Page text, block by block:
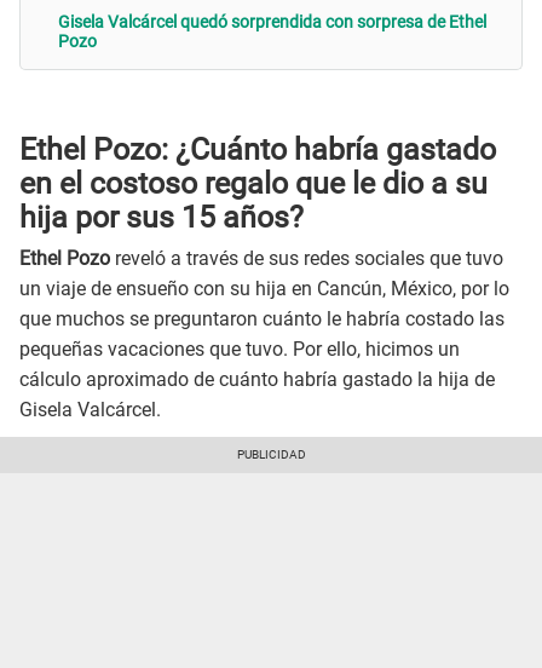
Gisela Valcárcel quedó sorprendida con sorpresa de Ethel
Pozo
Ethel Pozo: ¿Cuánto habría gastado
en el costoso regalo que le dio a su
hija por sus 15 años?
Ethel Pozo reveló a través de sus redes sociales que tuvo
un viaje de ensueño con su hija en Cancún, México, por lo
que muchos se preguntaron cuánto le habría costado las
pequeñas vacaciones que tuvo. Por ello, hicimos un
cálculo aproximado de cuánto habría gastado la hija de
Gisela Valcárcel.